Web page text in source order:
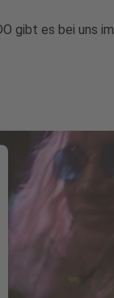
gibt es bei uns im